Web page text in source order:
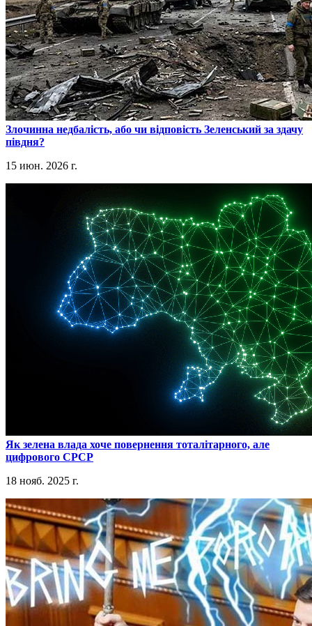
​Злочинна недбалість, або чи відповість Зеленський за здачу
півдня?
15 июн. 2026 г.
​Як зелена влада хоче повернення тоталітарного, але
цифрового СРСР
18 нояб. 2025 г.